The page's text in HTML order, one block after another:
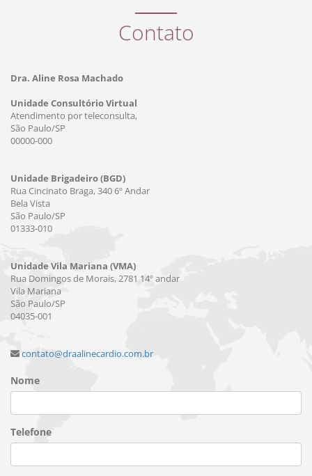
Contato
Dra. Aline Rosa Machado
Unidade Consultório Virtual
Atendimento por teleconsulta,
São Paulo/SP
00000-000
Unidade Brigadeiro (BGD)
Rua Cincinato Braga, 340 6º Andar
Bela Vista
São Paulo/SP
01333-010
Unidade Vila Mariana (VMA)
Rua Domingos de Morais, 2781 14º andar
Vila Mariana
São Paulo/SP
04035-001
contato@draalinecardio.com.br
Nome
Telefone